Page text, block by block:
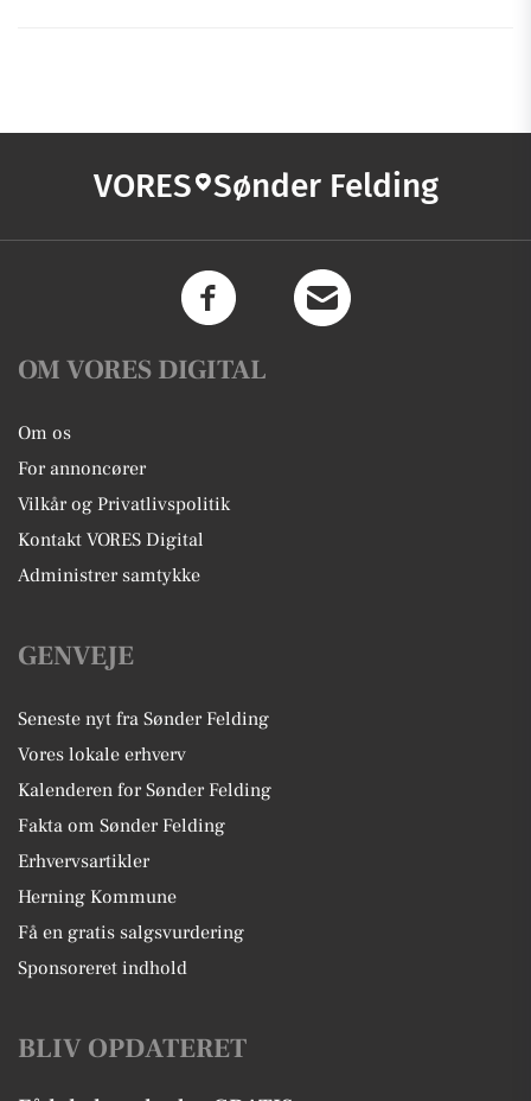
VORES Sønder Felding
OM VORES DIGITAL
Om os
For annoncører
Vilkår og Privatlivspolitik
Kontakt VORES Digital
Administrer samtykke
GENVEJE
Seneste nyt fra Sønder Felding
Vores lokale erhverv
Kalenderen for Sønder Felding
Fakta om Sønder Felding
Erhvervsartikler
Herning Kommune
Få en gratis salgsvurdering
Sponsoreret indhold
BLIV OPDATERET